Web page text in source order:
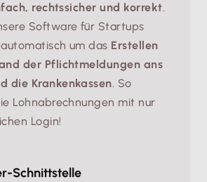
rechtssicher und korrekt.
Software für Startups
um das Erstellen
der Pflichtmeldungen ans
die Krankenkassen. So
Lohnabrechnungen mit nur
Login!
Schnittstelle